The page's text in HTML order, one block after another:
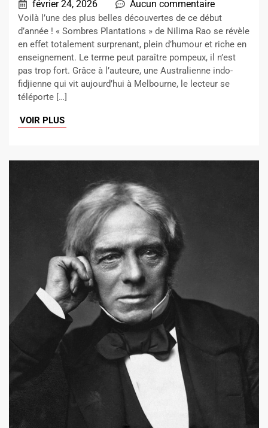
février 24, 2026 Aucun commentaire
Voilà l’une des plus belles découvertes de ce début
d’année ! « Sombres Plantations » de Nilima Rao se révèle
en effet totalement surprenant, plein d’humour et riche en
enseignement. Le terme peut paraître pompeux, il n’est
pas trop fort. Grâce à l’auteure, une Australienne indo-
fidjienne qui vit aujourd’hui à Melbourne, le lecteur se
téléporte […]
VOIR PLUS